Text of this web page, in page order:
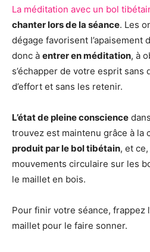
La méditation avec un bol
chanter lors de la séance. Les
dégage favorisent l’apaisement
donc à entrer en méditation, à
s’échapper de votre esprit sans
d’effort et sans les retenir.
L’état de pleine conscience
trouvez est maintenu grâce à la
produit par le bol tibétain, et
mouvements circulaire sur les
le maillet en bois.
Pour finir votre séance, frappez
maillet pour le faire sonner.